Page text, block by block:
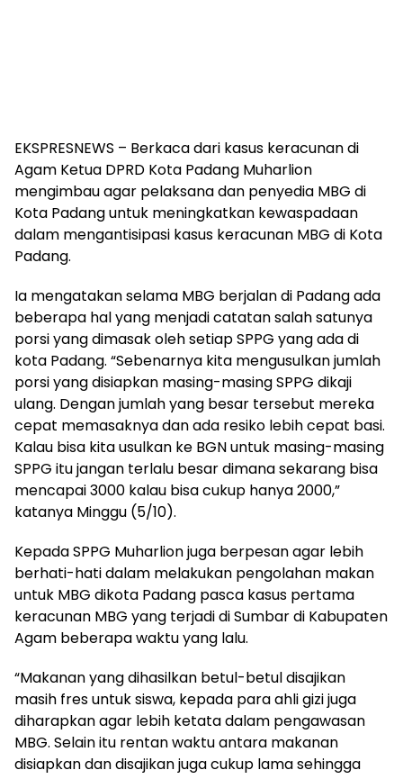
EKSPRESNEWS – Berkaca dari kasus keracunan di
Agam Ketua DPRD Kota Padang Muharlion
mengimbau agar pelaksana dan penyedia MBG di
Kota Padang untuk meningkatkan kewaspadaan
dalam mengantisipasi kasus keracunan MBG di Kota
Padang.
Ia mengatakan selama MBG berjalan di Padang ada
beberapa hal yang menjadi catatan salah satunya
porsi yang dimasak oleh setiap SPPG yang ada di
kota Padang. “Sebenarnya kita mengusulkan jumlah
porsi yang disiapkan masing-masing SPPG dikaji
ulang. Dengan jumlah yang besar tersebut mereka
cepat memasaknya dan ada resiko lebih cepat basi.
Kalau bisa kita usulkan ke BGN untuk masing-masing
SPPG itu jangan terlalu besar dimana sekarang bisa
mencapai 3000 kalau bisa cukup hanya 2000,”
katanya Minggu (5/10).
Kepada SPPG Muharlion juga berpesan agar lebih
berhati-hati dalam melakukan pengolahan makan
untuk MBG dikota Padang pasca kasus pertama
keracunan MBG yang terjadi di Sumbar di Kabupaten
Agam beberapa waktu yang lalu.
“Makanan yang dihasilkan betul-betul disajikan
masih fres untuk siswa, kepada para ahli gizi juga
diharapkan agar lebih ketata dalam pengawasan
MBG. Selain itu rentan waktu antara makanan
disiapkan dan disajikan juga cukup lama sehingga